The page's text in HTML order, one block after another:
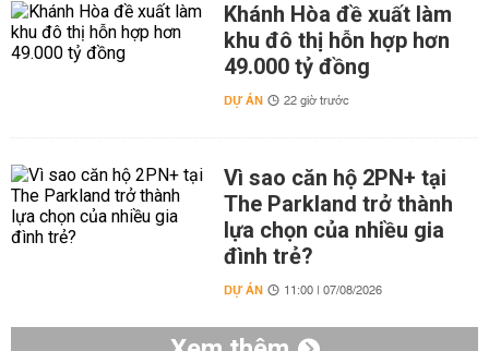
Khánh Hòa đề xuất làm
khu đô thị hỗn hợp hơn
49.000 tỷ đồng
DỰ ÁN 22 giờ trước
Vì sao căn hộ 2PN+ tại
The Parkland trở thành
lựa chọn của nhiều gia
đình trẻ?
DỰ ÁN 11:00 | 07/08/2026